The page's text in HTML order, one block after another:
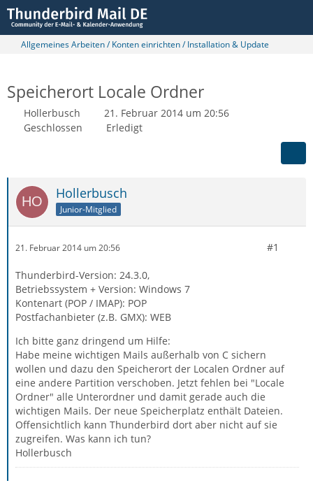
Allgemeines Arbeiten / Konten einrichten / Installation & Update
Speicherort Locale Ordner
Hollerbusch
21. Februar 2014 um 20:56
Geschlossen
Erledigt
Hollerbusch
Junior-Mitglied
21. Februar 2014 um 20:56 #1
Thunderbird-Version: 24.3.0,
Betriebssystem + Version: Windows 7
Kontenart (POP / IMAP): POP
Postfachanbieter (z.B. GMX): WEB
Ich bitte ganz dringend um Hilfe:
Habe meine wichtigen Mails außerhalb von C sichern
wollen und dazu den Speicherort der Localen Ordner auf
eine andere Partition verschoben. Jetzt fehlen bei "Locale
Ordner" alle Unterordner und damit gerade auch die
wichtigen Mails. Der neue Speicherplatz enthält Dateien.
Offensichtlich kann Thunderbird dort aber nicht auf sie
zugreifen. Was kann ich tun?
Hollerbusch